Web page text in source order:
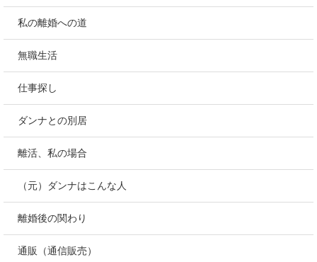
私の離婚への道
無職生活
仕事探し
ダンナとの別居
離活、私の場合
（元）ダンナはこんな人
離婚後の関わり
通販（通信販売）